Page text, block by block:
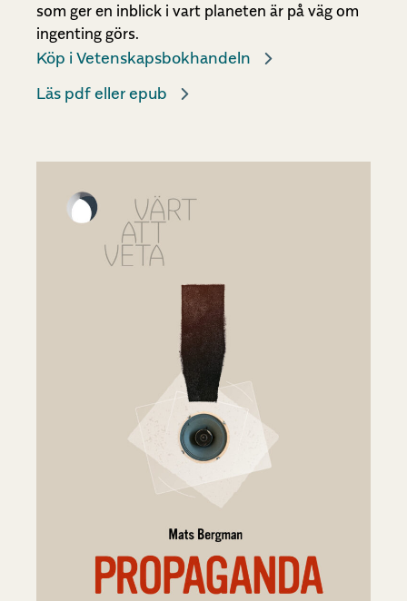
som ger en inblick i vart planeten är på väg om
ingenting görs.
Köp i Vetenskapsbokhandeln
Läs pdf eller epub